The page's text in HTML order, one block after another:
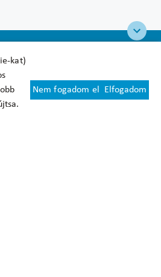
kat)
Nem fogadom el Elfogadom
feltételek